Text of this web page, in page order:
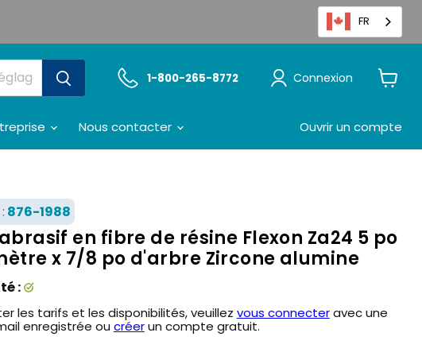
FR
1-800-265-8772 Connexion
panier
Nous contacter Ouvrir un compte
876-1988
en fibre de résine Flexon Za24 5 po
x 7/8 po d'arbre Zircone alumine
:
les tarifs et les disponibilités, veuillez vous connecteravec une
enregistrée ou créerun compte gratuit.